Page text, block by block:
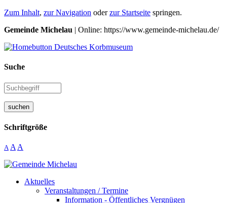
Zum Inhalt, zur Navigation oderzur Startseite springen.
Gemeinde Michelau | Online: https://www.gemeinde-michelau.de/
Suche
suchen
Schriftgröße
A A A
Aktuelles
Veranstaltungen / Termine
Information - Öffentliches Vergnügen